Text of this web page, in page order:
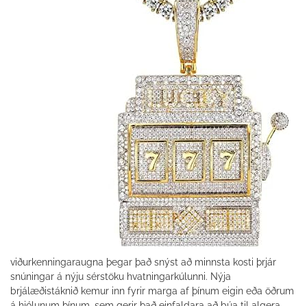
viðurkenningaraugna þegar það snýst að minnsta kosti þrjár
snúningar á nýju sérstöku hvatningarkúlunni. Nýja
brjálæðistáknið kemur inn fyrir marga af þínum eigin eða öðrum